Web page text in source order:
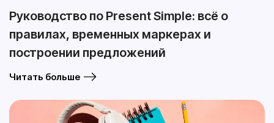
Руководство по Present Simple: всё о
правилах, временных маркерах и
построении предложений
Читать больше